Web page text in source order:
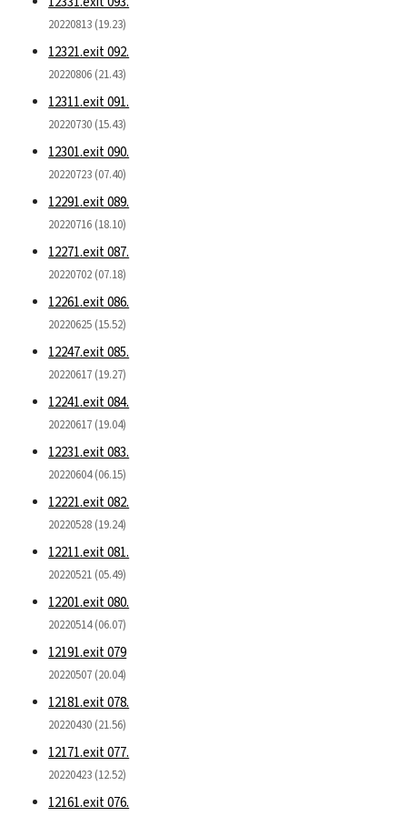
20220813 (19.23)
12321.exit 092.
20220806 (21.43)
12311.exit 091.
20220730 (15.43)
12301.exit 090.
20220723 (07.40)
12291.exit 089.
20220716 (18.10)
12271.exit 087.
20220702 (07.18)
12261.exit 086.
20220625 (15.52)
12247.exit 085.
20220617 (19.27)
12241.exit 084.
20220617 (19.04)
12231.exit 083.
20220604 (06.15)
12221.exit 082.
20220528 (19.24)
12211.exit 081.
20220521 (05.49)
12201.exit 080.
20220514 (06.07)
12191.exit 079
20220507 (20.04)
12181.exit 078.
20220430 (21.56)
12171.exit 077.
20220423 (12.52)
12161.exit 076.